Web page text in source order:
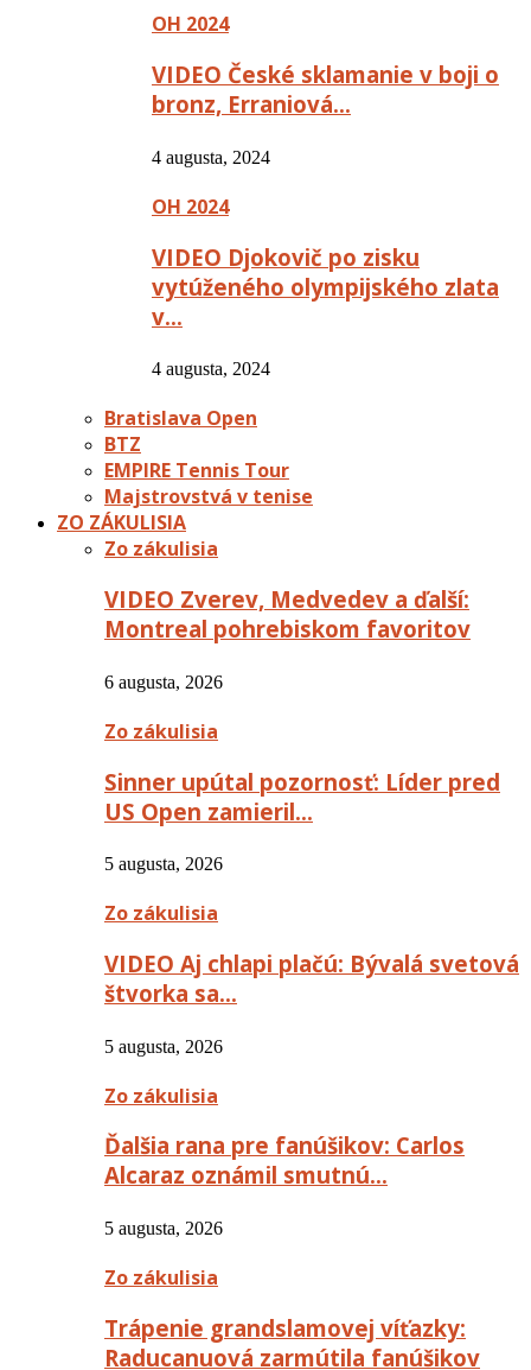
OH 2024
VIDEO České sklamanie v boji o
bronz, Erraniová…
4 augusta, 2024
OH 2024
VIDEO Djokovič po zisku
vytúženého olympijského zlata
v…
4 augusta, 2024
Bratislava Open
BTZ
EMPIRE Tennis Tour
Majstrovstvá v tenise
ZO ZÁKULISIA
Zo zákulisia
VIDEO Zverev, Medvedev a ďalší:
Montreal pohrebiskom favoritov
6 augusta, 2026
Zo zákulisia
Sinner upútal pozornosť: Líder pred
US Open zamieril…
5 augusta, 2026
Zo zákulisia
VIDEO Aj chlapi plačú: Bývalá svetová
štvorka sa…
5 augusta, 2026
Zo zákulisia
Ďalšia rana pre fanúšikov: Carlos
Alcaraz oznámil smutnú…
5 augusta, 2026
Zo zákulisia
Trápenie grandslamovej víťazky:
Raducanuová zarmútila fanúšikov